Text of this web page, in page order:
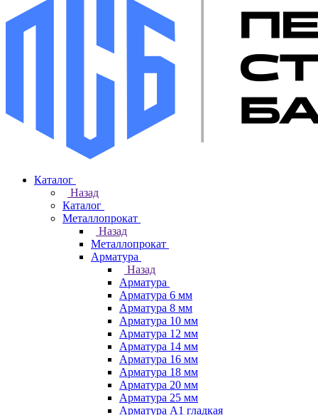
Каталог
Назад
Каталог
Металлопрокат
Назад
Металлопрокат
Арматура
Назад
Арматура
Арматура 6 мм
Арматура 8 мм
Арматура 10 мм
Арматура 12 мм
Арматура 14 мм
Арматура 16 мм
Арматура 18 мм
Арматура 20 мм
Арматура 25 мм
Арматура А1 гладкая